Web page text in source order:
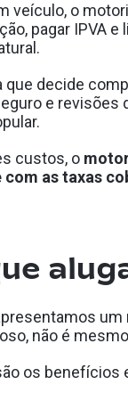
veículo, o
pagar IPVA
que decide
e revisões
custos, o
com as taxas
não é
os benefícios